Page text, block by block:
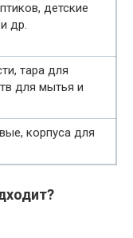
детские
др.
тара для
для мытья и
корпуса для